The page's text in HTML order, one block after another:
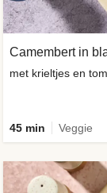
Camembert in
met krieltjes en
45 min Veggie